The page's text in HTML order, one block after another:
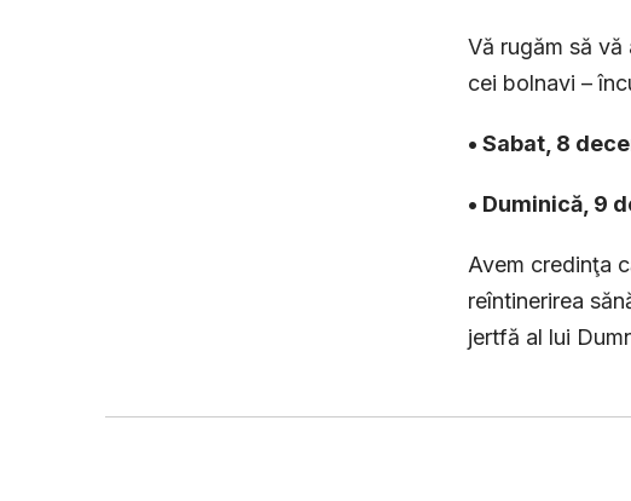
Vă rugăm să
cei bolnavi –
• Sabat, 8
• Duminică, 9
Avem credinţa
reîntinerirea
jertfă al lui